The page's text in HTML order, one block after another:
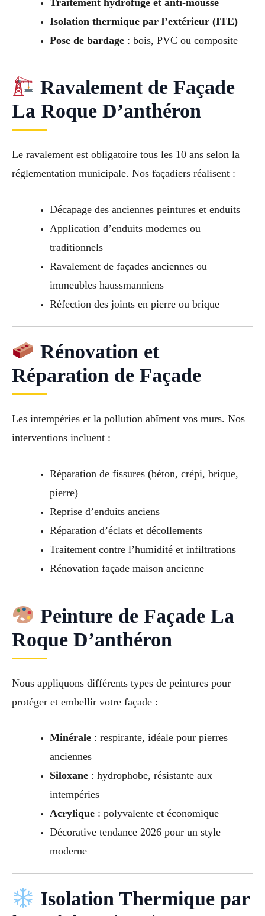
Isolation thermique par l’extérieur (ITE)
Pose de bardage: bois, PVC ou composite
Ravalement de Façade
La Roque D’anthéron
Le ravalement est obligatoire tous les 10 ans selon la
réglementation municipale. Nos façadiers réalisent :
Décapage des anciennes peintures et enduits
Application d’enduits modernes ou
traditionnels
Ravalement de façades anciennes ou
immeubles haussmanniens
Réfection des joints en pierre ou brique
Rénovation et
Réparation de Façade
Les intempéries et la pollution abîment vos murs. Nos
interventions incluent :
Réparation de fissures (béton, crépi, brique,
pierre)
Reprise d’enduits anciens
Réparation d’éclats et décollements
Traitement contre l’humidité et infiltrations
Rénovation façade maison ancienne
Peinture de Façade La
Roque D’anthéron
Nous appliquons différents types de peintures pour
protéger et embellir votre façade :
Minérale: respirante, idéale pour pierres
anciennes
Siloxane: hydrophobe, résistante aux
intempéries
Acrylique: polyvalente et économique
Décorative tendance 2026 pour un style
moderne
Isolation Thermique par